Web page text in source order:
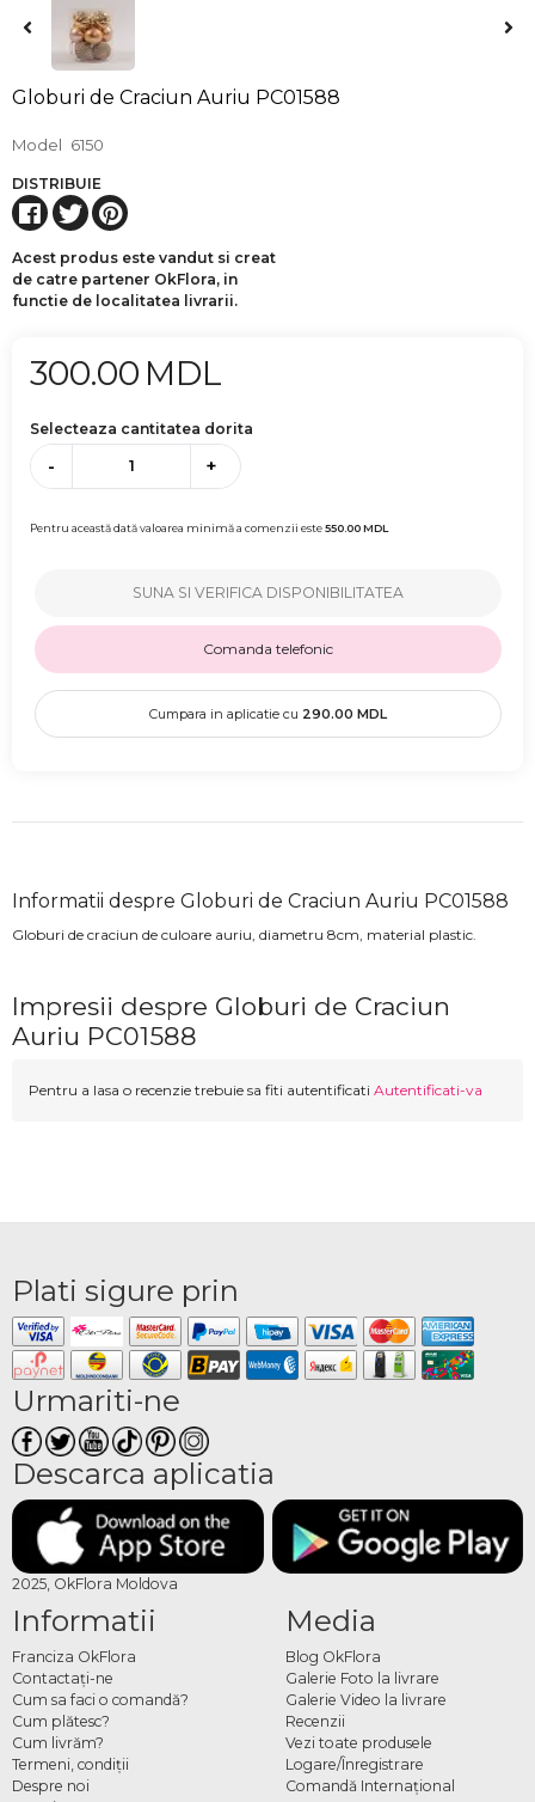
Globuri de Craciun Auriu PC01588
Model 6150
DISTRIBUIE
Acest produs este vandut si creat
de catre partener OkFlora, in
functie de localitatea livrarii.
300.00 MDL
Selecteaza cantitatea dorita
- +
Pentru această dată valoarea minimă a comenzii este550.00MDL
SUNA SI VERIFICA DISPONIBILITATEA
Comanda telefonic
Cumpara in aplicatie cu 290.00 MDL
Informatii despre Globuri de Craciun Auriu PC01588
Globuri de craciun de culoare auriu, diametru 8cm, material plastic.
Impresii despre Globuri de Craciun
Auriu PC01588
Pentru a lasa o recenzie trebuie sa fiti autentificati Autentificati-va
Plati sigure prin
Urmariti-ne
Descarca aplicatia
2025, OkFlora Moldova
Informatii
Franciza OkFlora
Contactaţi-ne
Cum sa faci o comandă?
Cum plătesc?
Cum livrăm?
Termeni, condiţii
Despre noi
Media
Blog OkFlora
Galerie Foto la livrare
Galerie Video la livrare
Recenzii
Vezi toate produsele
Logare/Înregistrare
Comandă Internațional